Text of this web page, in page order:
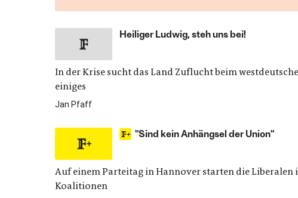
Heiliger Ludwig, steh uns bei!
In der Krise sucht das Land Zuflucht beim
einiges
Jan Pfaff
"Sind kein Anhängsel der Union"
Auf einem Parteitag in Hannover starten die Liberalen
Koalitionen